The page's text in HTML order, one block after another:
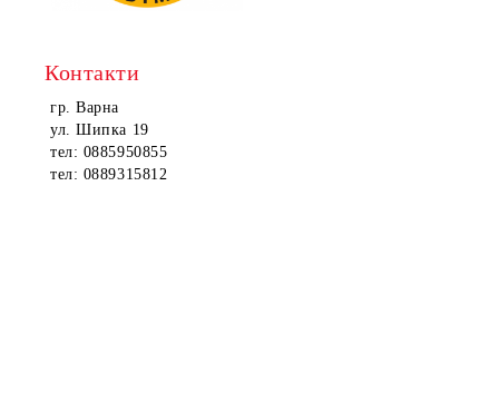
Контакти
гр. Варна
ул. Шипка 19
тел: 0885950855
тел: 0889315812